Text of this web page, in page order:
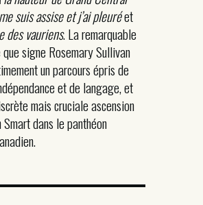
suis assise et j’ai pleuréet
des vauriens. La remarquable
signe Rosemary Sullivan
un parcours épris de
et de langage, et
mais cruciale ascension
Smart dans le panthéon